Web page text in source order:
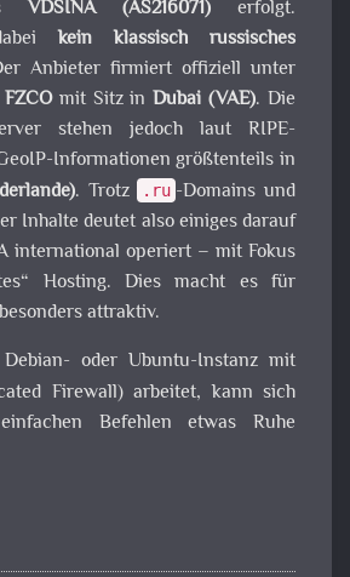
VDSINA (AS216071) erfolgt.
kein klassisch russisches
Anbieter firmiert offiziell unter
mit Sitz inDubai (VAE). Die
stehen jedoch laut RIPE-
Informationen größtenteils in
. Trotz .ru -Domains und
Inhalte deutet also einiges darauf
international operiert – mit Fokus
Hosting. Dies macht es für
attraktiv.
oder Ubuntu-Instanz mit
Firewall) arbeitet, kann sich
Befehlen etwas Ruhe